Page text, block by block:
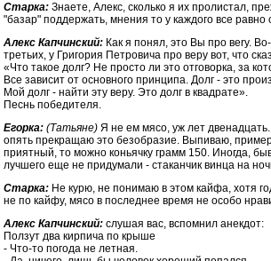
Старка: Знаете, Алекс, сколько я их пролистал,
"базар" поддержать, мнения то у каждого все равно
Алекс Капчинский: Как я понял, это Вы про веrу.
третьих, у Григория Петровича про веру вот, что
«Что такое долг? Не просто ли это отговорка, за
Все зависит от основного принципа. Долг - это
Мой долг - найти эту веру. Это долг в квадрате».
Песнь победителя.
Егорка: (Татьяне) Я не ем мясо, уж лет
опять прекращаю это безобразие. Выпиваю,
приятный, то можно коньячку грамм 150. Иногда,
лучшего еще не придумали - стаканчик винца на
Старка: Не курю, не понимаю в этом кайфа, хотя
не по кайфу, мясо в последнее время не особо
Алекс Капчинский: слушая вас, вспомнил анекдот:
Ползут два кирпича по крыше
- Что-то погода не летная.